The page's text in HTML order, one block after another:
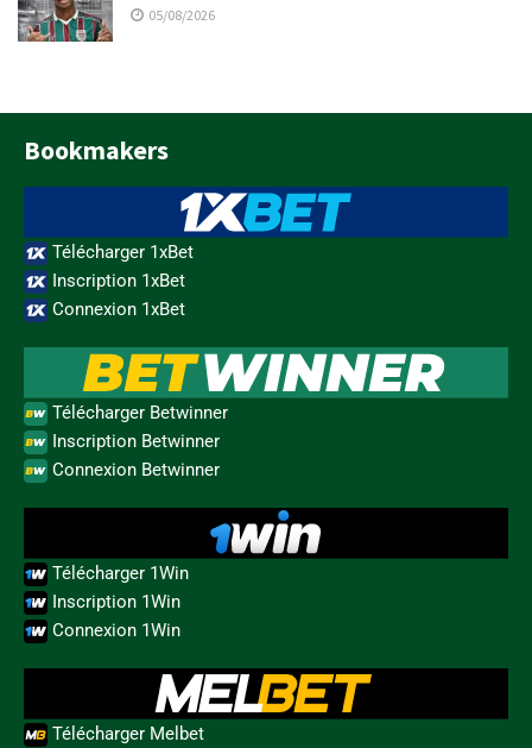
05/08/2026
Bookmakers
Télécharger 1xBet
Inscription 1xBet
Connexion 1xBet
Télécharger Betwinner
Inscription Betwinner
Connexion Betwinner
Télécharger 1Win
Inscription 1Win
Connexion 1Win
Télécharger Melbet